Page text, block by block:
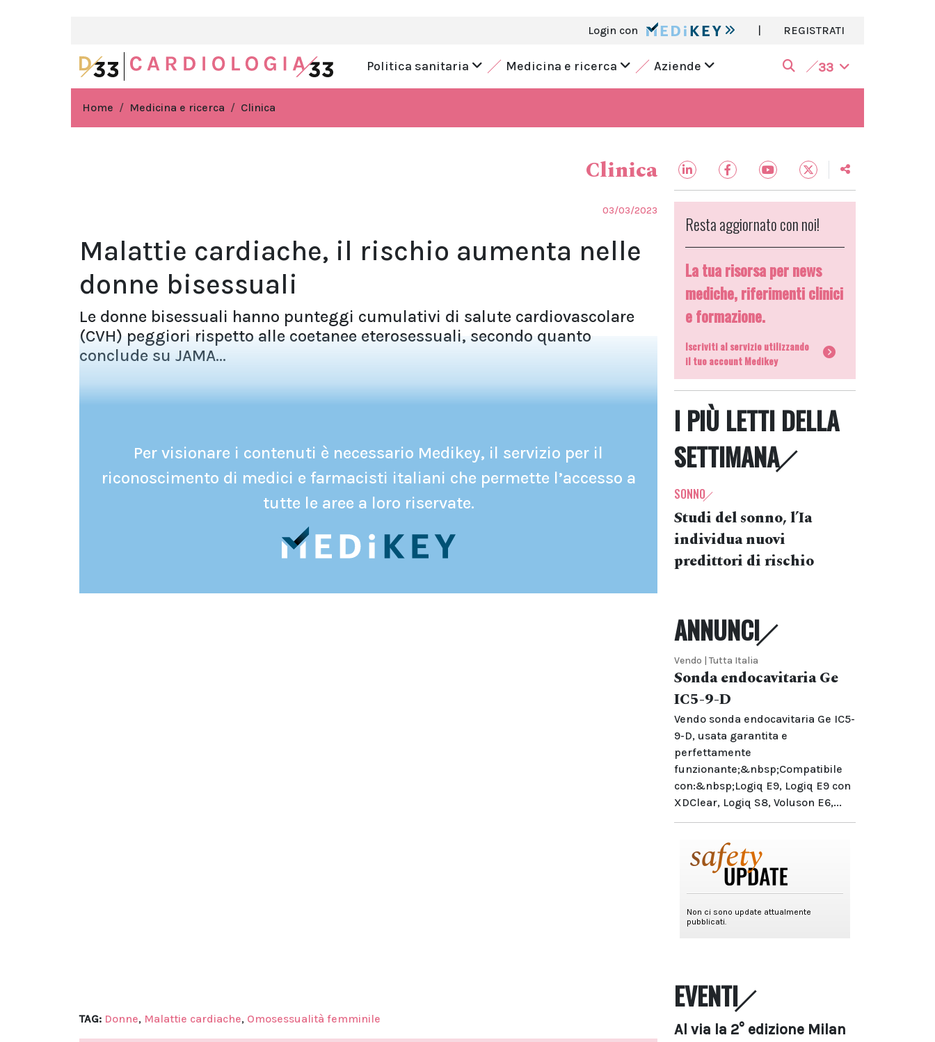
Login con | REGISTRATI
Politica sanitaria Medicina e ricerca Aziende 33
Home Medicina e ricerca Clinica
Clinica
03/03/2023
Malattie cardiache, il rischio aumenta nelle
donne bisessuali
Le donne bisessuali hanno punteggi cumulativi di salute cardiovascolare
(CVH) peggiori rispetto alle coetanee eterosessuali, secondo quanto
conclude su JAMA...
Per visionare i contenuti è necessario Medikey, il servizio per il
riconoscimento di medici e farmacisti italiani che permette l’accesso a
tutte le aree a loro riservate.
TAG: Donne, Malattie cardiache, Omosessualità femminile
Resta aggiornato con noi!
La tua risorsa per news
mediche, riferimenti clinici
e formazione.
Iscriviti al servizio utilizzando
il tuo account Medikey
I PIÙ LETTI DELLA
SETTIMANA
SONNO
Studi del sonno, l’Ia
individua nuovi
predittori di rischio
ANNUNCI
Vendo | Tutta Italia
Sonda endocavitaria Ge
IC5-9-D
Vendo sonda endocavitaria Ge IC5-
9-D, usata garantita e
perfettamente
funzionante;&nbsp;Compatibile
con:&nbsp;Logiq E9, Logiq E9 con
XDClear, Logiq S8, Voluson E6,...
EVENTI
Al via la 2° edizione Milan